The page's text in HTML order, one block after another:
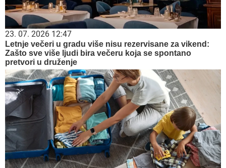
23. 07. 2026 12:47
Letnje večeri u gradu više nisu rezervisane za vikend:
Zašto sve više ljudi bira večeru koja se spontano
pretvori u druženje